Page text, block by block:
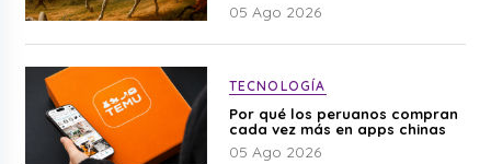
05 Ago 2026
TECNOLOGÍA
Por qué los peruanos compran
cada vez más en apps chinas
05 Ago 2026